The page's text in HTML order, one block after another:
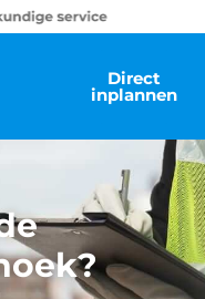
Direct
inplannen